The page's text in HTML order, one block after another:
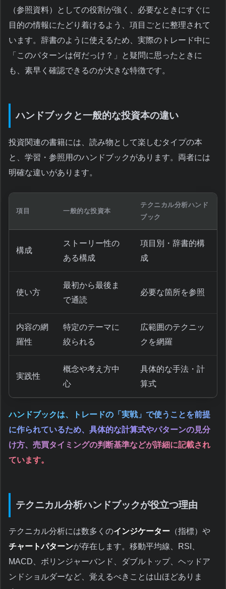
（参照資料）としての役割が強く、必要なときにすぐに
目的の情報にたどり着けるよう、項目ごとに整理されて
います。辞書のように使えるため、実際のトレード中に
「このパターンは何だっけ？」と疑問に思ったときに
も、素早く確認できるのが大きな特徴です。
ハンドブックと一般的な投資本の違い
投資関連の書籍には、読み物として楽しむタイプの本
と、学習・参照用のハンドブックがあります。両者には
明確な違いがあります。
項目 一般的な投資本
テクニカル分析ハンド
ブック
構成
ストーリー性の
ある構成
項目別・辞書的構
成
使い方
最初から最後ま
で通読
必要な箇所を参照
内容の網
羅性
特定のテーマに
絞られる
広範囲のテクニッ
クを網羅
実践性
概念や考え方中
心
具体的な手法・計
算式
ハンドブックは、トレードの「実戦」で使うことを前提
に作られているため、具体的な計算式やパターンの見分
け方、売買タイミングの判断基準などが詳細に記載され
ています。
テクニカル分析ハンドブックが役立つ理由
テクニカル分析には数多くのインジケーター （指標）や
チャートパターンが存在します。移動平均線、RSI、
MACD、ボリンジャーバンド、ダブルトップ、ヘッドア
ンドショルダーなど、覚えるべきことは山ほどありま